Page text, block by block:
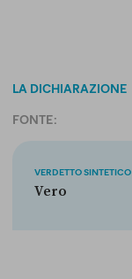
LA DICHIARAZIONE
FONTE:
VERDETTO SINTETICO
Vero